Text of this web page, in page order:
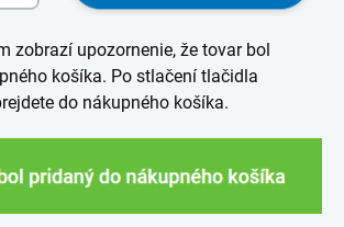
zobrazí upozornenie, že tovar bol
košíka. Po stlačení tlačidla
do nákupného košíka.